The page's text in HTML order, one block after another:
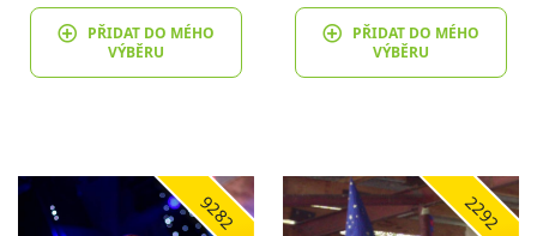
PŘIDAT DO MÉHO
VÝBĚRU
PŘIDAT DO MÉHO
VÝBĚRU
9282 2292